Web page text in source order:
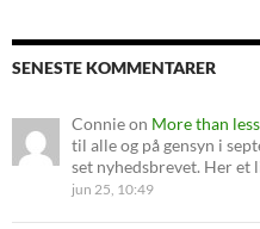
SENESTE KOMMENTARER
Connieon More than
til alle og på gensyn i
set nyhedsbrevet. Her et
jun 25, 10:49